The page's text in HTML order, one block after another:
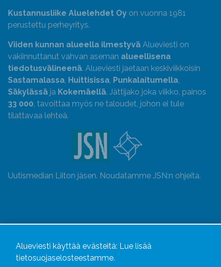
Kustannusliike Aluelehdet Oy on vuonna 1981
perustettu perheyritys.
Viiden kunnan alueella ilmestyvä Alueviesti on
vakiinnuttanut vahvan aseman alueellisena
tiedotusvälineenä. Alueviesti jaetaan keskiviikkoisin
Sastamalassa, Huittisissa, Punkalaitumella,
Säkylässä ja Kokemäellä. Jättijako joka viikko, painos
33 000, tavoittaa myös ne taloudet, johon ei tule
tilattavaa lehteä.
Uutismedian Liiton jäsen. Noudatamme JSN:n ohjeita.
Alueviesti käyttää evästeitä: Lue lisää
tietosuojaselosteestamme.